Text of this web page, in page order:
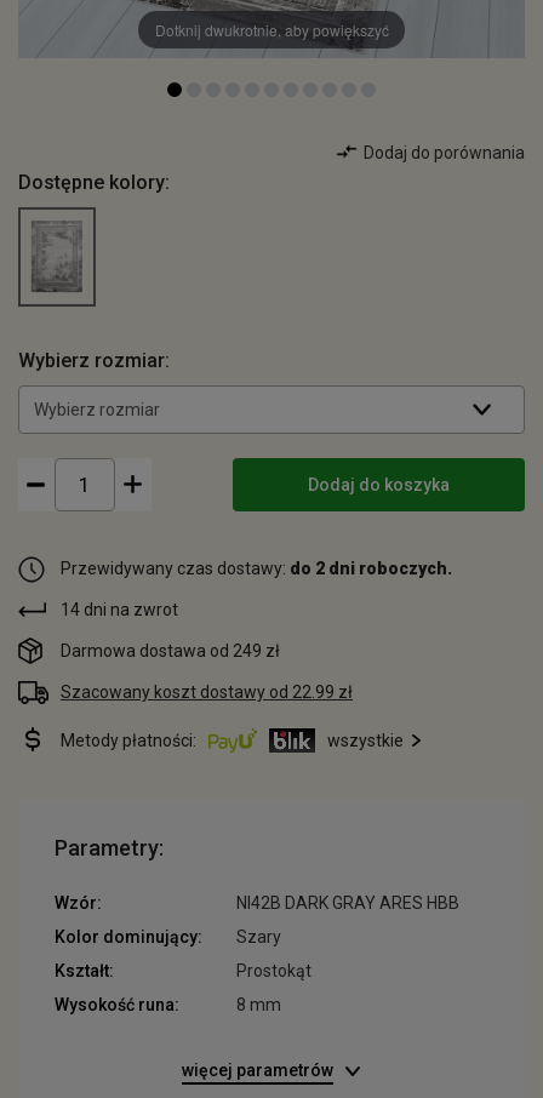
Dotknij dwukrotnie, aby powiększyć
Dodaj do porównania
Dostępne kolory:
Wybierz rozmiar:
Wybierz rozmiar
Dodaj do koszyka
Przewidywany czas dostawy: do 2 dni roboczych.
14 dni na zwrot
Darmowa dostawa od 249 zł
Szacowany koszt dostawy od 22.99 zł
Metody płatności: wszystkie
Parametry:
Wzór:
NI42B DARK GRAY ARES HBB
Kolor dominujący:
Szary
Kształt:
Prostokąt
Wysokość runa:
8 mm
więcej parametrów